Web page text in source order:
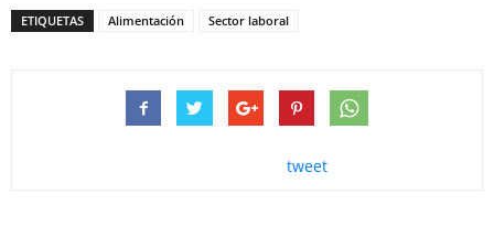
ETIQUETAS Alimentación Sector laboral
tweet